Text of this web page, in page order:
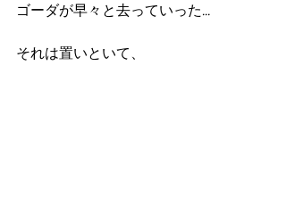
ゴーダが早々と去っていった...
それは置いといて、